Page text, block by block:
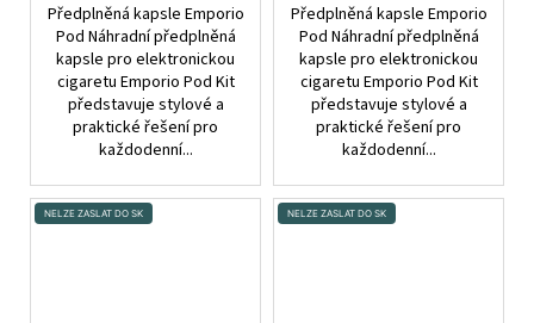
Předplněná kapsle Emporio
Pod Náhradní předplněná
kapsle pro elektronickou
cigaretu Emporio Pod Kit
představuje stylové a
praktické řešení pro
každodenní...
Předplněná kapsle Emporio
Pod Náhradní předplněná
kapsle pro elektronickou
cigaretu Emporio Pod Kit
představuje stylové a
praktické řešení pro
každodenní...
NELZE ZASLAT DO SK NELZE ZASLAT DO SK